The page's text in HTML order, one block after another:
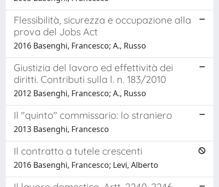
Flessibilità, sicurezza e occupazione alla
prova del Jobs Act
2016 Basenghi, Francesco; A., Russo
Giustizia del lavoro ed effettività dei
diritti. Contributi sulla l. n. 183/2010
2012 Basenghi, Francesco; A., Russo
Il "quinto" commissario: lo straniero
2013 Basenghi, Francesco
Il contratto a tutele crescenti
2016 Basenghi, Francesco; Levi, Alberto